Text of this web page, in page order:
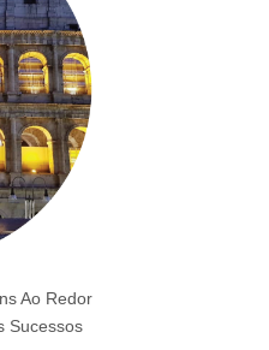
Ao Redor
Sucessos